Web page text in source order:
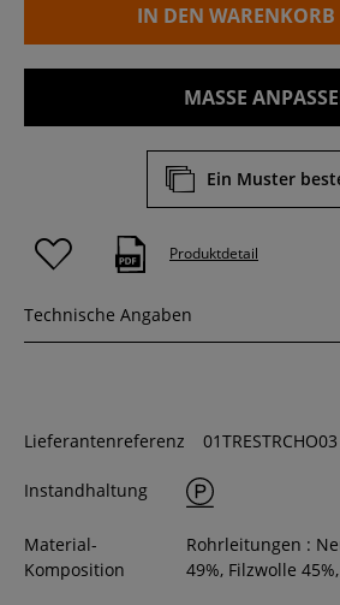
IN DEN WARENKORB
MASSE ANPASSEN
Ein Muster
Produktdetail
Technische Angaben
Lieferantenreferenz 01TRESTRCHO03
Instandhaltung
Material-
Komposition
Rohrleitungen :
49%, Filzwolle